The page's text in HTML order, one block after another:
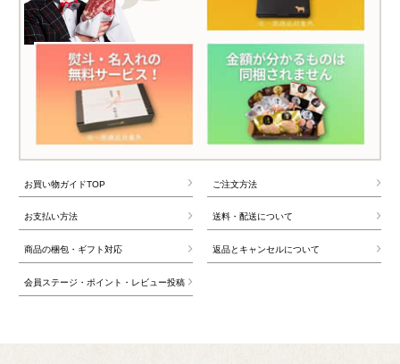
お買い物ガイドTOP ご注文方法
お支払い方法 送料・配送について
商品の梱包・ギフト対応 返品とキャンセルについて
会員ステージ・ポイント・レビュー投稿